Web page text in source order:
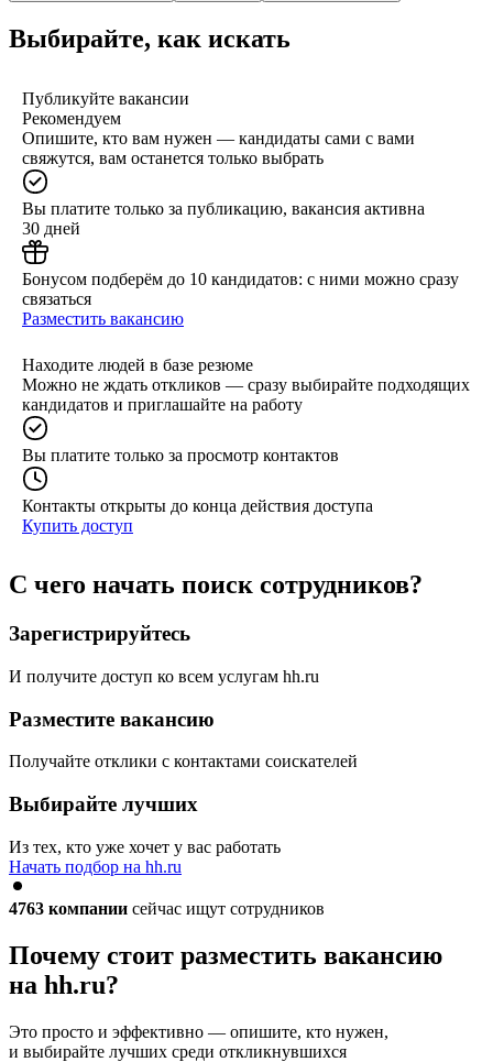
Выбирайте, как искать
Публикуйте вакансии
Рекомендуем
Опишите, кто вам нужен — кандидаты сами с вами
свяжутся, вам останется только выбрать
Вы платите только за публикацию, вакансия активна
30 дней
Бонусом подберём до 10 кандидатов: с ними можно сразу
связаться
Разместить вакансию
Находите людей в базе резюме
Можно не ждать откликов — сразу выбирайте подходящих
кандидатов и приглашайте на работу
Вы платите только за просмотр контактов
Контакты открыты до конца действия доступа
Купить доступ
С чего начать поиск сотрудников?
Зарегистрируйтесь
И получите доступ ко всем услугам hh.ru
Разместите вакансию
Получайте отклики с контактами соискателей
Выбирайте лучших
Из тех, кто уже хочет у вас работать
Начать подбор на hh.ru
4763 компании сейчас ищут сотрудников
Почему стоит разместить вакансию
на hh.ru?
Это просто и эффективно — опишите, кто нужен,
и выбирайте лучших среди откликнувшихся